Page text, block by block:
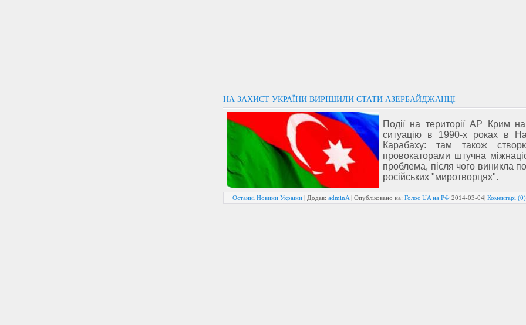
НА ЗАХИСТ УКРАЇНИ ВИРІШИЛИ СТАТИ АЗЕРБАЙДЖАНЦІ
Події на території АР Крим
ситуацію в 1990-х роках в
Карабаху: там також
провокаторами штучна
проблема, після чого виникла
російських "миротворцях".
Останні Новини України | Додав: adminA | Опубліковано на: Голос UA на РФ 2014-03-04| Коментарі (0)